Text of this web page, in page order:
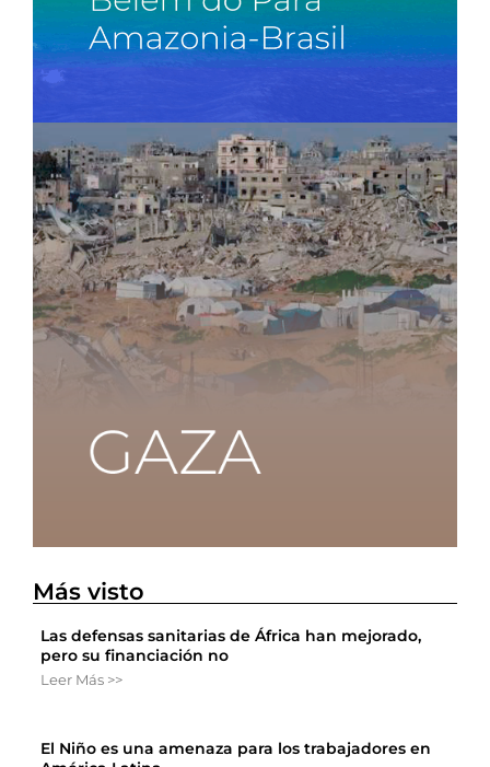
Más visto
Las defensas sanitarias de África han mejorado,
pero su financiación no
Leer Más >>
El Niño es una amenaza para los trabajadores en